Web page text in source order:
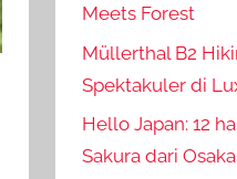
Meets Forest
Müllerthal B2
Spektakuler di
Hello Japan: 12
Sakura dari